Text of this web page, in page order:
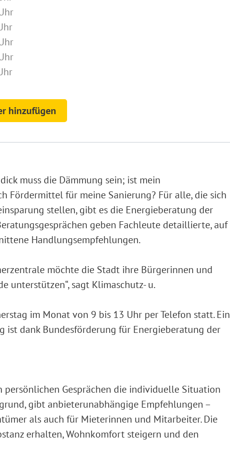
hinzufügen
muss die Dämmung sein; ist mein
Fördermittel für meine Sanierung? Für alle, die sich
stellen, gibt es die Energieberatung der
geben Fachleute detaillierte, auf
Handlungsempfehlungen.
möchte die Stadt ihre Bürgerinnen und
unterstützen“, sagt Klimaschutz- u.
im Monat von 9 bis 13 Uhr per Telefon statt. Ein
ist dank Bundesförderung für Energieberatung der
Gesprächen die individuelle Situation
gibt anbieterunabhängige Empfehlungen –
als auch für Mieterinnen und Mitarbeiter. Die
erhalten, Wohnkomfort steigern und den